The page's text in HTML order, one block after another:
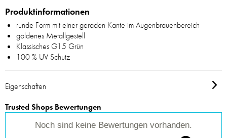
Produktinformationen
runde Form mit einer geraden Kante im Augenbrauenbereich
goldenes Metallgestell
Klassisches G15 Grün
100 % UV Schutz
Eigenschaften
Trusted Shops Bewertungen
Noch sind keine Bewertungen vorhanden.